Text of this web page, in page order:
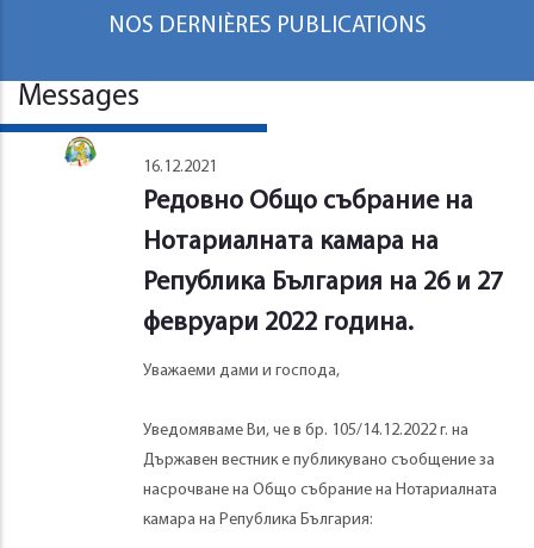
NOS DERNIÈRES PUBLICATIONS
Messages
16.12.2021
Редовно Общо събрание на
Нотариалната камара на
Република България на 26 и 27
февруари 2022 година.
Уважаеми дами и господа,
Уведомяваме Ви, че в бр. 105/14.12.2022 г. на
Държавен вестник е публикувано съобщение за
насрочване на Общо събрание на Нотариалната
камара на Република България: